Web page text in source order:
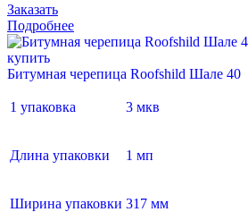
Заказать
Подробнее
Битумная черепица Roofshild Шале 40
1 упаковка 3 мкв
Длина упаковки 1 мп
Ширина упаковки 317 мм